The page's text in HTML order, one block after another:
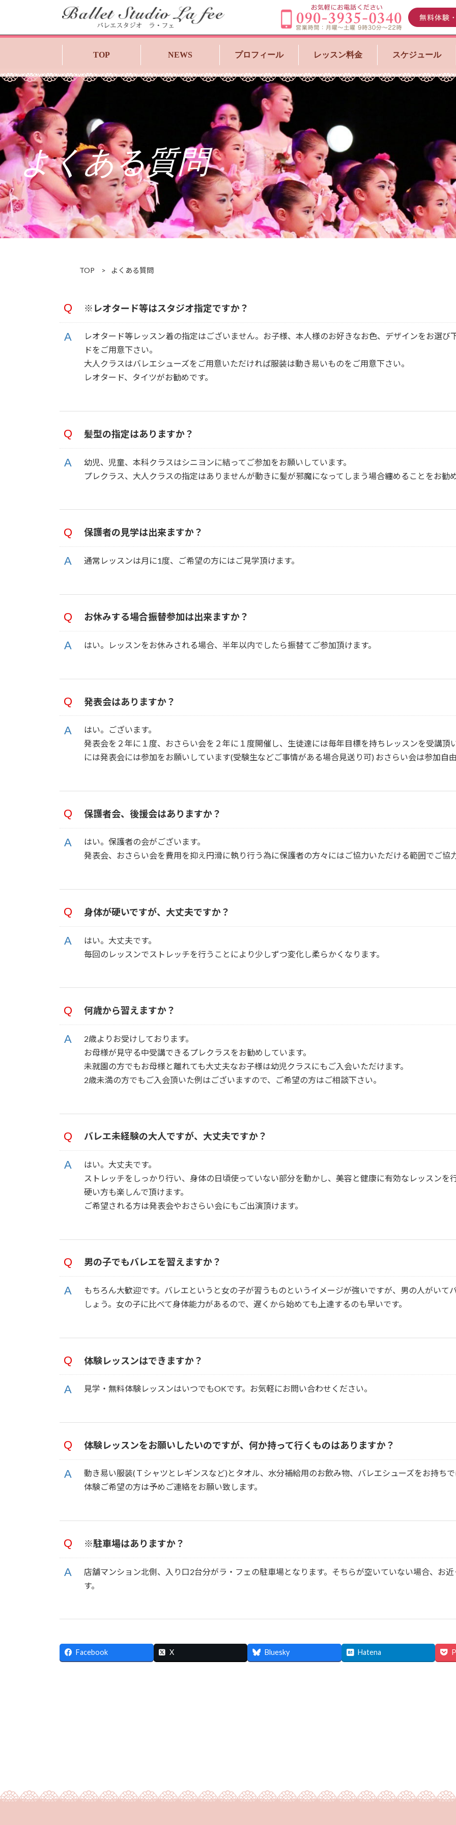
TOP NEWS プロフィール レッスン料金 スケジュール
よくある質問
TOP よくある質問
※レオタード等はスタジオ指定ですか？
レオタード等レッスン着の指定はございません。お子様、本人様のお好きなお色、デザインをお選び
ドをご用意下さい。
大人クラスはバレエシューズをご用意いただければ服装は動き易いものをご用意下さい。
レオタード、タイツがお勧めです。
髪型の指定はありますか？
幼児、児童、本科クラスはシニヨンに結ってご参加をお願いしています。
プレクラス、大人クラスの指定はありませんが動きに髪が邪魔になってしまう場合纏めることをお勧め
保護者の見学は出来ますか？
通常レッスンは月に1度、ご希望の方にはご見学頂けます。
お休みする場合振替参加は出来ますか？
はい。レッスンをお休みされる場合、半年以内でしたら振替てご参加頂けます。
発表会はありますか？
はい。ございます。
発表会を２年に１度、おさらい会を２年に１度開催し、生徒達には毎年目標を持ちレッスンを受講頂
には発表会には参加をお願いしています(受験生などご事情がある場合見送り可) おさらい会は参加自由
保護者会、後援会はありますか？
はい。保護者の会がございます。
発表会、おさらい会を費用を抑え円滑に執り行う為に保護者の方々にはご協力いただける範囲でご協
身体が硬いですが、大丈夫ですか？
はい。大丈夫です。
毎回のレッスンでストレッチを行うことにより少しずつ変化し柔らかくなります。
何歳から習えますか？
2歳よりお受けしております。
お母様が見守る中受講できるプレクラスをお勧めしています。
未就園の方でもお母様と離れても大丈夫なお子様は幼児クラスにもご入会いただけます。
2歳未満の方でもご入会頂いた例はございますので、ご希望の方はご相談下さい。
バレエ未経験の大人ですが、大丈夫ですか？
はい。大丈夫です。
ストレッチをしっかり行い、身体の日頃使っていない部分を動かし、美容と健康に有効なレッスンを
硬い方も楽しんで頂けます。
ご希望される方は発表会やおさらい会にもご出演頂けます。
男の子でもバレエを習えますか？
もちろん大歓迎です。バレエというと女の子が習うものというイメージが強いですが、男の人がいて
しょう。女の子に比べて身体能力があるので、遅くから始めても上達するのも早いです。
体験レッスンはできますか？
見学・無料体験レッスンはいつでもOKです。お気軽にお問い合わせください。
体験レッスンをお願いしたいのですが、何か持って行くものはありますか？
動き易い服装(Ｔシャツとレギンスなど)とタオル、水分補給用のお飲み物、バレエシューズをお持ちで
体験ご希望の方は予めご連絡をお願い致します。
※駐車場はありますか？
店舗マンション北側、入り口2台分がラ・フェの駐車場となります。そちらが空いていない場合、お
す。
Facebook X Bluesky Hatena